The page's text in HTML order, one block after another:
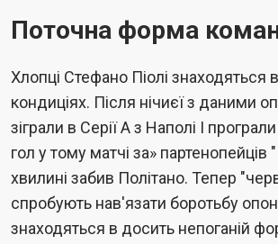
Поточна форма
Хлопці Стефано Піолі знаходяться
кондиціях. Після нічиєї з даними
зіграли в Серії А з Наполі І
гол у тому матчі за» партенопейців
хвилині забив Політано. Тепер
спробують нав'язати боротьбу
знаходяться в досить непоганій